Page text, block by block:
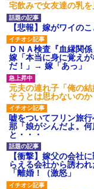
宅飲みで女友達の乳を
【悲報】嫁がワイの
ＤＮＡ検査『血縁関
嫁「本当に身に覚え
だ！」→ 嫁「あっ」
元夫の連れ子「俺の
そうとは思わないの
嘘をついてフリン旅
那「娘がシんだよ。
と・・・
【衝撃】嫁父の会社
らえる会社から誘わ
「離婚！（激怒」